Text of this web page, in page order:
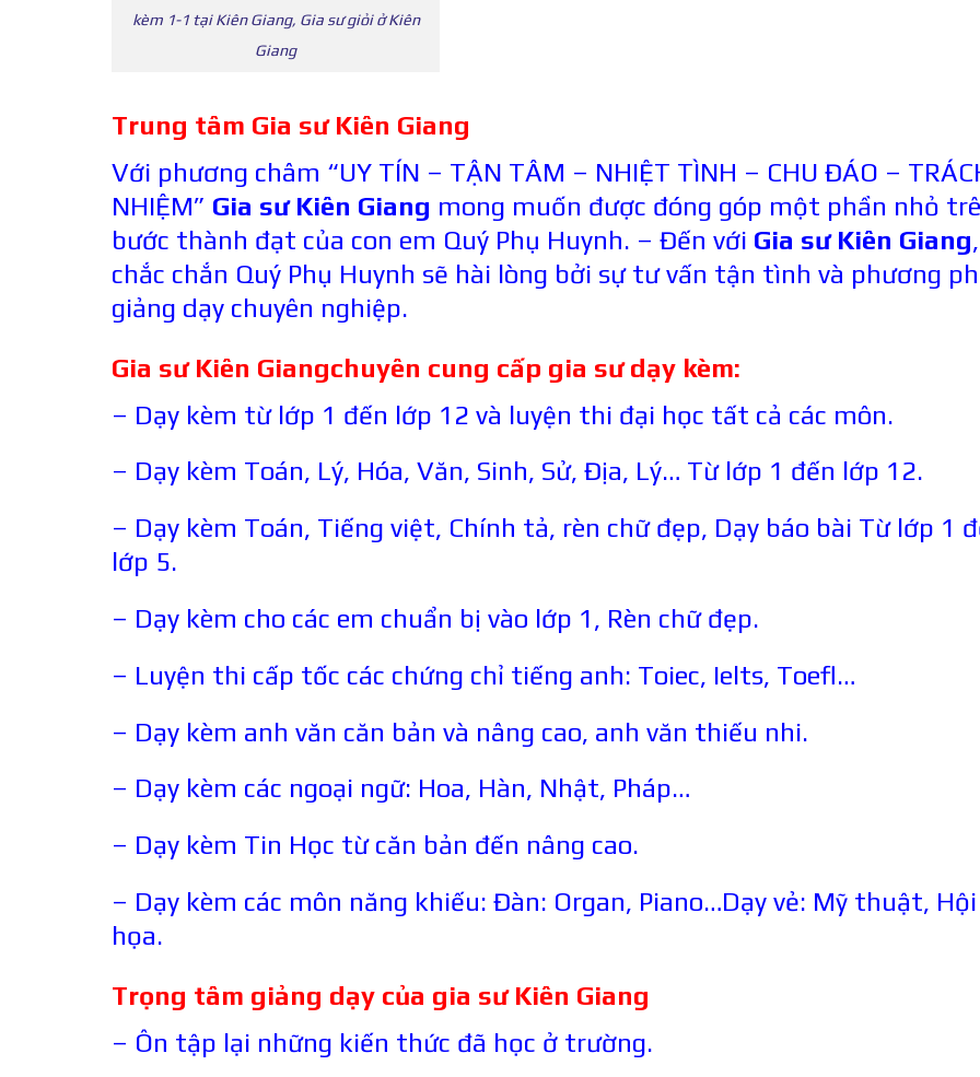
kèm 1-1 tại Kiên Giang, Gia sư giỏi ở Kiên
Giang
Trung tâm Gia sư Kiên Giang
Với phương châm “UY TÍN – TẬN TÂM – NHIỆT TÌNH – CHU ĐÁO –
NHIỆM” Gia sư Kiên Giang mong muốn được đóng góp một phần nhỏ
bước thành đạt của con em Quý Phụ Huynh. – Đến với Gia sư Kiên Giang,
chắc chắn Quý Phụ Huynh sẽ hài lòng bởi sự tư vấn tận tình và phương
giảng dạy chuyên nghiệp.
Gia sư Kiên Giangchuyên cung cấp gia sư dạy kèm:
– Dạy kèm từ lớp 1 đến lớp 12 và luyện thi đại học tất cả các môn.
– Dạy kèm Toán, Lý, Hóa, Văn, Sinh, Sử, Địa, Lý… Từ lớp 1 đến lớp 12.
– Dạy kèm Toán, Tiếng việt, Chính tả, rèn chữ đẹp, Dạy báo bài Từ lớp 1
lớp 5.
– Dạy kèm cho các em chuẩn bị vào lớp 1, Rèn chữ đẹp.
– Luyện thi cấp tốc các chứng chỉ tiếng anh: Toiec, Ielts, Toefl…
– Dạy kèm anh văn căn bản và nâng cao, anh văn thiếu nhi.
– Dạy kèm các ngoại ngữ: Hoa, Hàn, Nhật, Pháp…
– Dạy kèm Tin Học từ căn bản đến nâng cao.
– Dạy kèm các môn năng khiếu: Đàn: Organ, Piano…Dạy vẻ: Mỹ thuật, Hội
họa.
Trọng tâm giảng dạy của gia sư Kiên Giang
– Ôn tập lại những kiến thức đã học ở trường.